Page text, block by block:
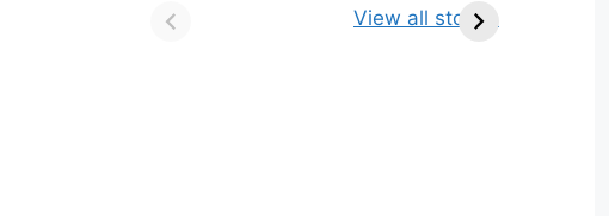
View all stories
किसे कहते है? परिभाषा,
ज्योतिर्लिंग | नाम, स्थान एवं